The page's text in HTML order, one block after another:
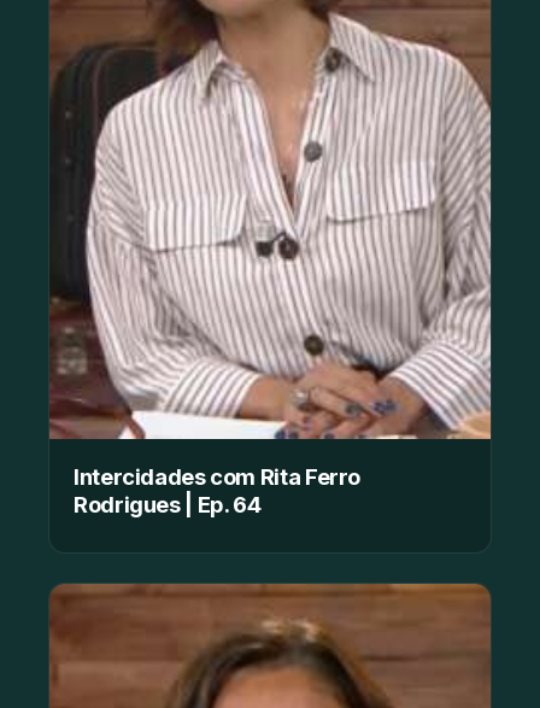
Intercidades com Rita Ferro
Rodrigues | Ep. 64